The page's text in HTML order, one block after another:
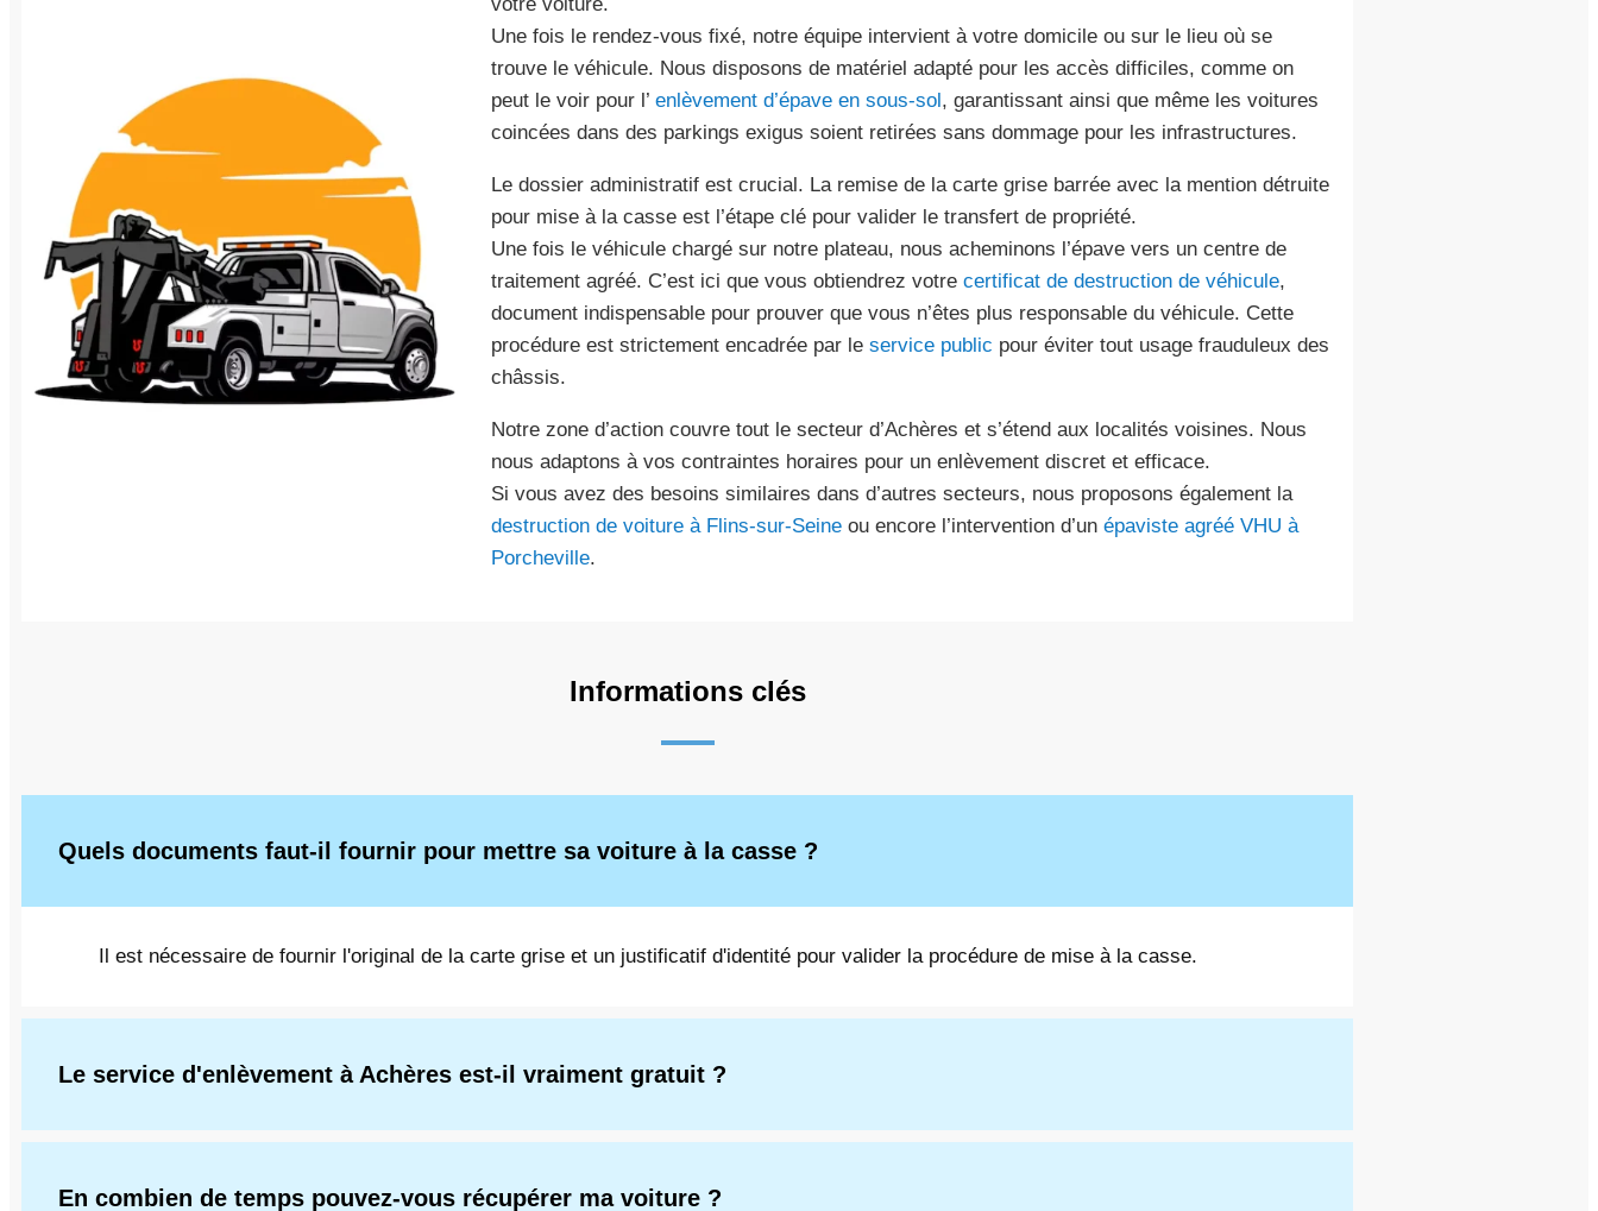
Une fois le rendez-vous fixé, notre équipe intervient à votre domicile ou sur le lieu où se
trouve le véhicule. Nous disposons de matériel adapté pour les accès difficiles, comme on
peut le voir pour l’ enlèvement d’épave en sous-sol , garantissant ainsi que même les voitures
coincées dans des parkings exigus soient retirées sans dommage pour les infrastructures.
Le dossier administratif est crucial. La remise de la carte grise barrée avec la mention détruite
pour mise à la casse est l’étape clé pour valider le transfert de propriété.
Une fois le véhicule chargé sur notre plateau, nous acheminons l’épave vers un centre de
traitement agréé. C’est ici que vous obtiendrez votre certificat de destruction de véhicule,
document indispensable pour prouver que vous n’êtes plus responsable du véhicule. Cette
procédure est strictement encadrée par le service public pour éviter tout usage frauduleux des
châssis.
Notre zone d’action couvre tout le secteur d’Achères et s’étend aux localités voisines. Nous
nous adaptons à vos contraintes horaires pour un enlèvement discret et efficace.
Si vous avez des besoins similaires dans d’autres secteurs, nous proposons également la
destruction de voiture à Flins-sur-Seineou encore l’intervention d’un épaviste agréé VHU à
Porcheville.
Informations clés
Quels documents faut-il fournir pour mettre sa voiture à la casse ?
Il est nécessaire de fournir l'original de la carte grise et un justificatif d'identité pour valider la procédure de mise à la casse.
Le service d'enlèvement à Achères est-il vraiment gratuit ?
En combien de temps pouvez-vous récupérer ma voiture ?